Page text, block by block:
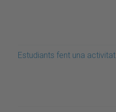
Estudiants fent una activitat